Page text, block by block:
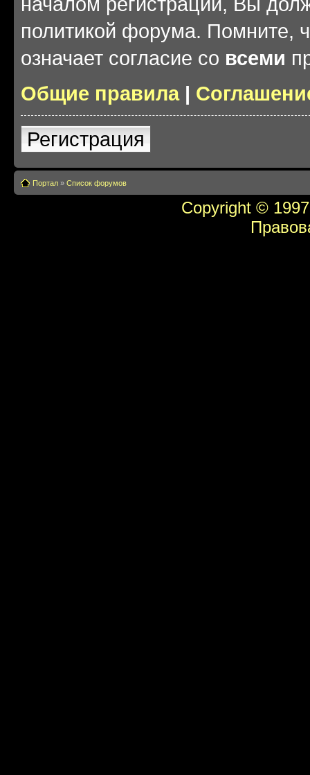
политикой форума. Помните,
означает согласие со всеми
Общие правила|
Регистрация
Портал » Список форумов
Copyright ©